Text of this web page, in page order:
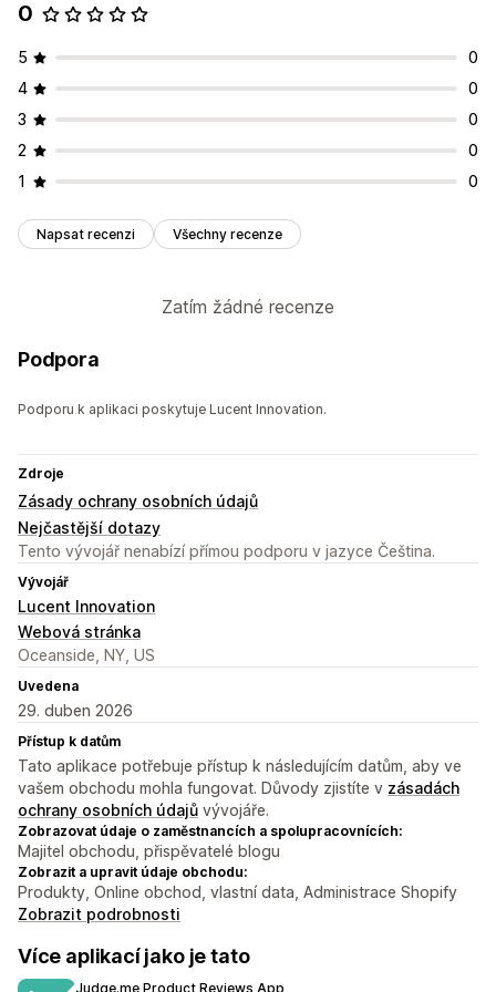
0
5
0
4
0
3
0
2
0
1
0
Napsat recenzi Všechny recenze
Zatím žádné recenze
Podpora
Podporu k aplikaci poskytuje Lucent Innovation.
Zdroje
Zásady ochrany osobních údajů
Nejčastější dotazy
Tento vývojář nenabízí přímou podporu v jazyce Čeština.
Vývojář
Lucent Innovation
Webová stránka
Oceanside, NY, US
Uvedena
29. duben 2026
Přístup k datům
Tato aplikace potřebuje přístup k následujícím datům, aby ve
vašem obchodu mohla fungovat. Důvody zjistíte v zásadách
ochrany osobních údajů vývojáře.
Zobrazovat údaje o zaměstnancích a spolupracovnících:
Majitel obchodu, přispěvatelé blogu
Zobrazit a upravit údaje obchodu:
Produkty, Online obchod, vlastní data, Administrace Shopify
Zobrazit podrobnosti
Více aplikací jako je tato
Judge.me Product Reviews App